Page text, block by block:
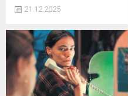
Sancaktutan ile birlikte
kareleri paylaşan Aka'nın
tercih ettiği 'Toynak' tarzı
ayakkabılar dikkatlerden
kaçmadı.
21.12.2025